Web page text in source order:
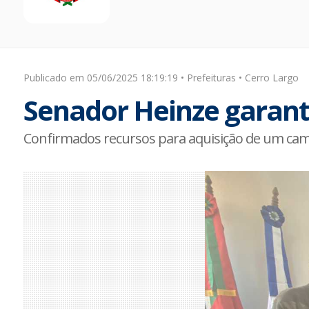
Publicado em 05/06/2025 18:19:19 • Prefeituras • Cerro Largo
Senador Heinze
Confirmados recursos para aquisição de um